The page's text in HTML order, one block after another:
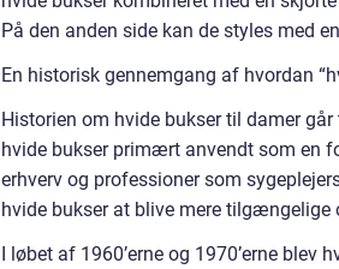
På den anden side kan de styles med
En historisk gennemgang af hvordan
Historien om hvide bukser til damer
hvide bukser primært anvendt som en
erhverv og professioner som
hvide bukser at blive mere tilgængelige
I løbet af 1960’erne og 1970’erne